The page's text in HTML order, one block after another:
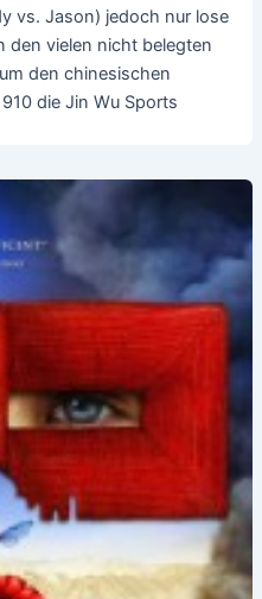
vs. Jason) jedoch nur lose
den vielen nicht belegten
den chinesischen
die Jin Wu Sports